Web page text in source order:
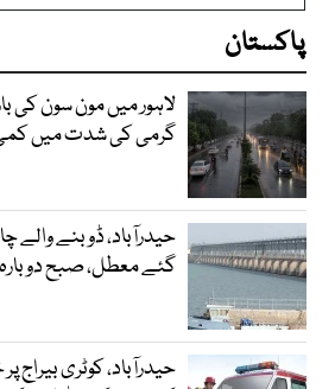
پاکستان
لاہور میں مون سون کی
گرمی کی شدت میں
حیدرآباد، ڈوبنے والے
گئے معطل، صبح
حیدرآباد، کوٹری